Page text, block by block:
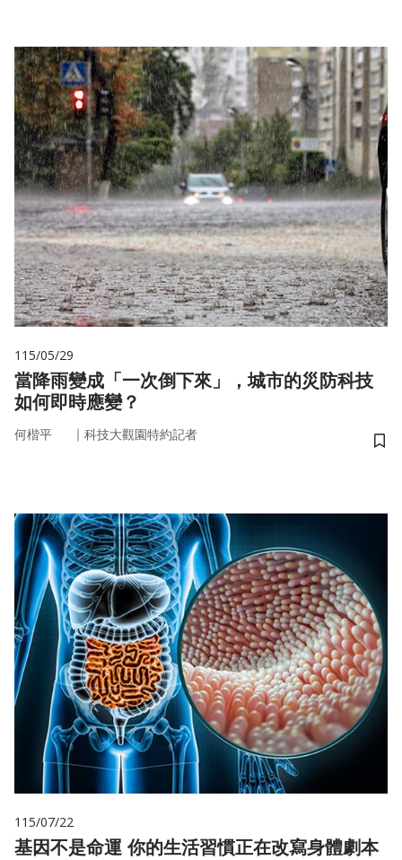
115/05/29
當降雨變成「一次倒下來」，城市的災防科技
如何即時應變？
何楷平 ｜ 科技大觀園特約記者
儲
115/07/22
基因不是命運 你的生活習慣正在改寫身體劇本